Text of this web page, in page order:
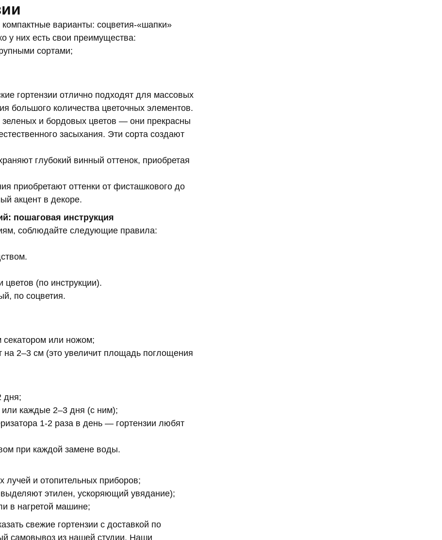
варианты: соцветия-«шапки»
у них есть свои преимущества:
сортами;
гортензии отлично подходят для массовых
большого количества цветочных элементов.
и бордовых цветов — они прекрасны
засыхания. Эти сорта создают
глубокий винный оттенок, приобретая
приобретают оттенки от фисташкового до
акцент в декоре.
пошаговая инструкция
соблюдайте следующие правила:
(по инструкции).
по соцветия.
секатором или ножом;
на 2–3 см (это увеличит площадь поглощения
дня;
каждые 2–3 дня (с ним);
1-2 раза в день — гортензии любят
при каждой замене воды.
лучей и отопительных приборов;
этилен, ускоряющий увядание);
в нагретой машине;
свежие гортензии с доставкой по
самовывоз из нашей студии. Наши